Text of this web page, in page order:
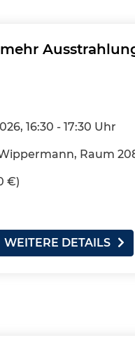
16:30 - 17:30 Uhr
Raum
€)
WEITERE DETAILS